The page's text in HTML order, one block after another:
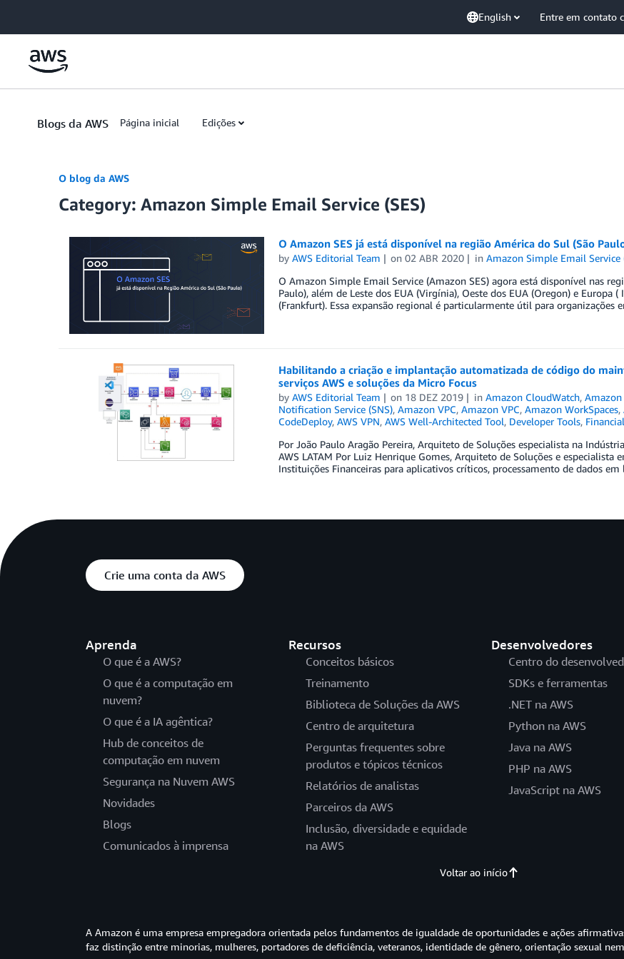
English Entre em contato
Blogs da AWS Página inicial Edições
O blog da AWS
Category: Amazon Simple Email Service (SES)
O Amazon SES já está disponível na região América do Sul (São
by AWS Editorial Team on02 ABR 2020 inAmazon Simple Email Service
O Amazon Simple Email Service (Amazon SES) agora está disponível nas
Paulo), além de Leste dos EUA (Virgínia), Oeste dos EUA (Oregon) e Europa
(Frankfurt). Essa expansão regional é particularmente útil para organizações
Habilitando a criação e implantação automatizada de código do
serviços AWS e soluções da Micro Focus
by AWS Editorial Team on 18 DEZ 2019 inAmazon CloudWatch,Amazon
Notification Service (SNS), Amazon VPC, Amazon VPC, Amazon WorkSpaces,
CodeDeploy, AWS VPN, AWS Well-Architected Tool, Developer Tools,
Por João Paulo Aragão Pereira, Arquiteto de Soluções especialista na
AWS LATAM Por Luiz Henrique Gomes, Arquiteto de Soluções e
Instituições Financeiras para aplicativos críticos, processamento de dados
Crie uma conta da AWS
Aprenda
O que é a AWS?
O que é a computação em
nuvem?
O que é a IA agêntica?
Hub de conceitos de
computação em nuvem
Segurança na Nuvem AWS
Novidades
Blogs
Comunicados à imprensa
Recursos
Conceitos básicos
Treinamento
Biblioteca de Soluções da AWS
Centro de arquitetura
Perguntas frequentes sobre
produtos e tópicos técnicos
Relatórios de analistas
Parceiros da AWS
Inclusão, diversidade e equidade
na AWS
Desenvolvedores
Centro do
SDKs e ferramentas
.NET na AWS
Python na AWS
Java na AWS
PHP na AWS
JavaScript na AWS
Voltar ao início
A Amazon é uma empresa empregadora orientada pelos fundamentos de igualdade de oportunidades e ações
faz distinção entre minorias, mulheres, portadores de deficiência, veteranos, identidade de gênero, orientação sexual